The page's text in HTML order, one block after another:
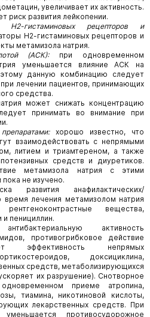
увеличивает их активность.
риск развития лейкопении.
Н2-гистаминовых рецепторов и
Н2-гистаминовых рецепторов и
метамизола натрия.
(АСК):при одновременном
уменьшается влияние АСК на
данную комбинацию следует
лечении пациентов, принимающих
средства.
может снижать концентрацию
принимать во внимание при
хорошо известно, что
взаимодействовать с непрямыми
литием и триамтереном, а также
средств и диуретиков.
метамизола натрия с этими
не изучено.
развития анафилактических/
время лечения метамизолом натрия
вещества,
пенициллин.
активность
противогрибковое действие
эффективность непрямых
доксициклина,
средств, метаболизирующихся
их разрушение). Снотворное
приеме атропина,
тиамина, никотиновой кислоты,
лекарственных средств. При
противосудорожное